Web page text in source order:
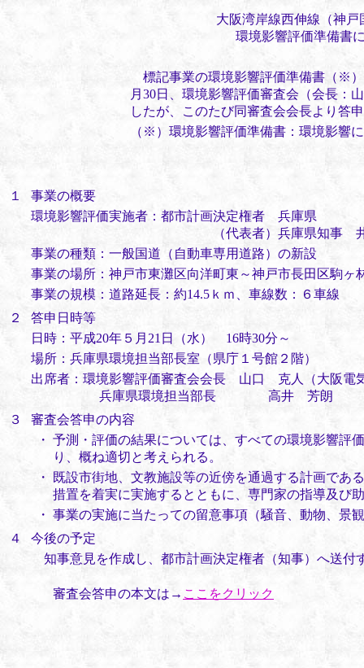
大阪湾岸線西伸線（神
環境影響評価準備書に
標記事業の環境影響評価準備書（※）
月30日、環境影響評価審査会（会長
したが、このたび同審査会会長より答
（※）環境影響評価準備書：環境影響
１
事業の概要
環境影響評価実施者：都市計画決定権者 兵庫県
（代表者）兵庫県知事 井
事業の種類：一般国道（自動車専用道路）の新設
事業の場所：神戸市東灘区向洋町東～神戸市長田区駒ヶ
事業の規模：道路延長：約14.5ｋｍ、車線数：６車線
２
答申日時等
日時：平成20年５月21日（水） 16時30分～
場所：兵庫県環境担当部長室（県庁１号館２階）
出席者：環境影響評価審査会会長 山口 克人（大阪電
兵庫県環境担当部長 高井 芳朗
３
審査会答申の内容
・ 予測・評価の結果については、すべての環境影響評
り、概ね適切と考えられる。
・
既設市街地、文教施設等の近傍を通過する計画であ
措置を着実に実施するとともに、専門家の指導及び
・ 事業の実施に当たっての留意事項（騒音、動物、景
４
今後の予定
知事意見を作成し、都市計画決定権者（知事）へ送付
審査会答申の本文は→ ここをクリック